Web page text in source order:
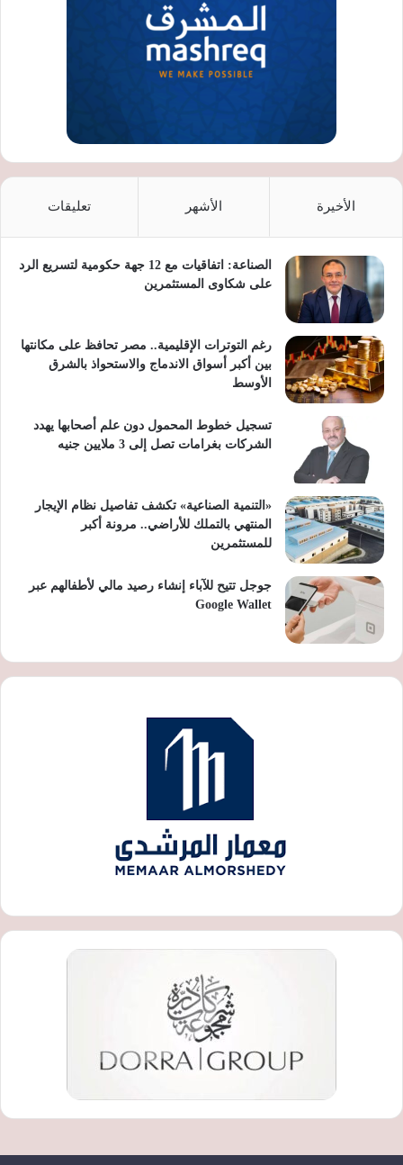
الأخيرة الأشهر تعليقات
الصناعة: اتفاقيات مع 12 جهة حكومية لتسريع الرد
على شكاوى المستثمرين
رغم التوترات الإقليمية.. مصر تحافظ على مكانتها
بين أكبر أسواق الاندماج والاستحواذ بالشرق
الأوسط
تسجيل خطوط المحمول دون علم أصحابها يهدد
الشركات بغرامات تصل إلى 3 ملايين جنيه
«التنمية الصناعية» تكشف تفاصيل نظام الإيجار
المنتهي بالتملك للأراضي.. مرونة أكبر
للمستثمرين
جوجل تتيح للآباء إنشاء رصيد مالي لأطفالهم عبر
Google Wallet